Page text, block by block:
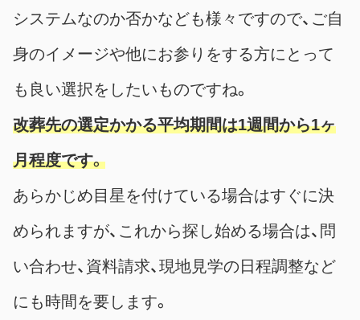
システムなのか否かなども様々ですので、ご自
身のイメージや他にお参りをする方にとって
も良い選択をしたいものですね。
改葬先の選定かかる平均期間は1週間から1ヶ
月程度です。
あらかじめ目星を付けている場合はすぐに決
められますが、これから探し始める場合は、問
い合わせ、資料請求、現地見学の日程調整など
にも時間を要します。